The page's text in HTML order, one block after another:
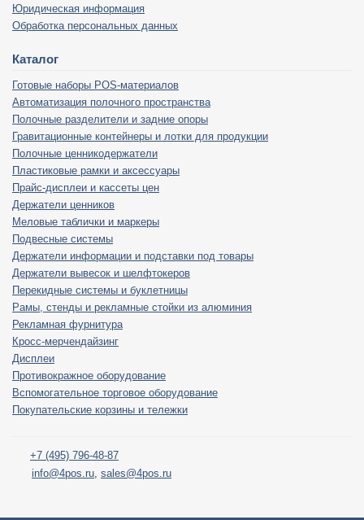
Юридическая информация
Обработка персональных данных
Каталог
Готовые наборы POS-материалов
Автоматизация полочного пространства
Полочные разделители и задние опоры
Гравитационные контейнеры и лотки для продукции
Полочные ценникодержатели
Пластиковые рамки и аксессуары
Прайс-дисплеи и кассеты цен
Держатели ценников
Меловые таблички и маркеры
Подвесные системы
Держатели информации и подставки под товары
Держатели вывесок и шелфтокеров
Перекидные системы и буклетницы
Рамы, стенды и рекламные стойки из алюминия
Рекламная фурнитура
Кросс-мерчендайзинг
Дисплеи
Противокражное оборудование
Вспомогательное торговое оборудование
Покупательские корзины и тележки
+7 (495) 796-48-87
info@4pos.ru, sales@4pos.ru